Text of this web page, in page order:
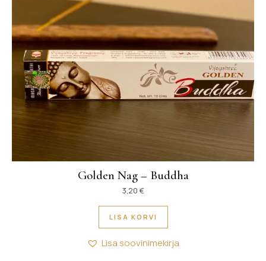
Golden Nag – Buddha
3,20 €
LISA KORVI
Lisa soovinimekirja